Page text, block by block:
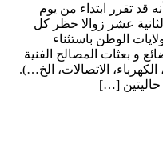
قد تقرر ابتداء من يوم
الساعة الثانية عشر زوالا حظر كل
الوطن باستثناء
و بعثات المصالح الفنية
الاتصالات، الخ…).
حاليتين […]